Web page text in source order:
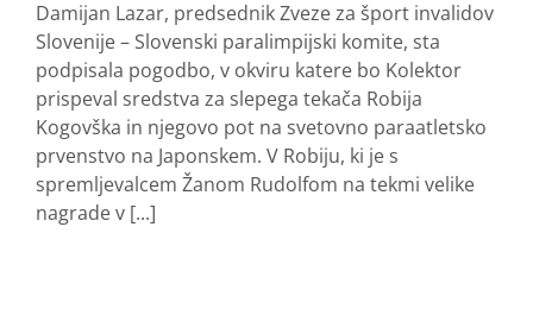
Damijan Lazar, predsednik Zveze za šport invalidov
Slovenije – Slovenski paralimpijski komite, sta
podpisala pogodbo, v okviru katere bo Kolektor
prispeval sredstva za slepega tekača Robija
Kogovška in njegovo pot na svetovno paraatletsko
prvenstvo na Japonskem. V Robiju, ki je s
spremljevalcem Žanom Rudolfom na tekmi velike
nagrade v [...]